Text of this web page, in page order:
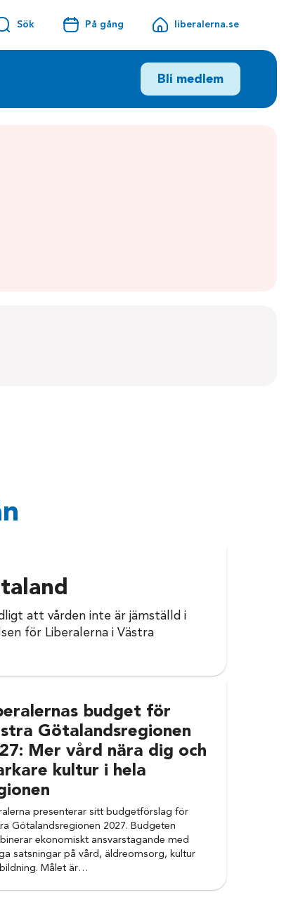
Sök På gång liberalerna.se
Bli medlem
att vården inte är jämställd i
för Liberalerna i Västra
budget för
Götalandsregionen
Mer vård nära dig och
kultur i hela
presenterar sitt budgetförslag för
Götalandsregionen 2027. Budgeten
ekonomiskt ansvarstagande med
satsningar på vård, äldreomsorg, kultur
Målet är…